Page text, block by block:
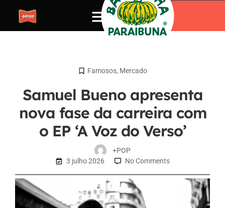
Famosos, Mercado
Samuel Bueno apresenta
nova fase da carreira com
o EP ‘A Voz do Verso’
+POP
3 julho 2026
No Comments